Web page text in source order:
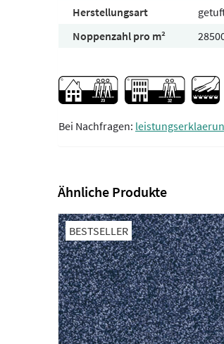
Herstellungsart
Noppenzahl pro m²
Bei Nachfragen:
Ähnliche Produkte
BESTSELLER